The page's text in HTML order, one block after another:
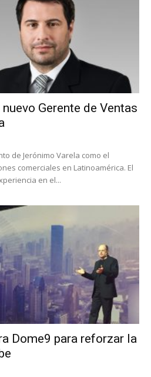
Gerente de Ventas
de Jerónimo Varela como el
comerciales en Latinoamérica. El
en el...
Dome9 para reforzar la